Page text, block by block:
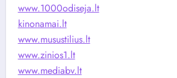
www.1000odiseja.lt
kinonamai.lt
www.musustilius.lt
www.zinios1.lt
www.mediabv.lt